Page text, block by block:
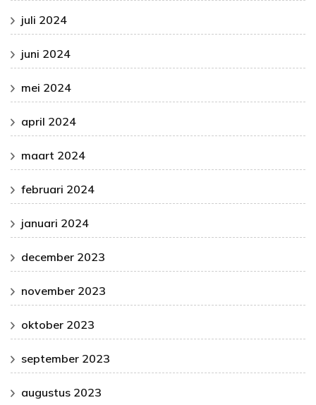
juli 2024
juni 2024
mei 2024
april 2024
maart 2024
februari 2024
januari 2024
december 2023
november 2023
oktober 2023
september 2023
augustus 2023